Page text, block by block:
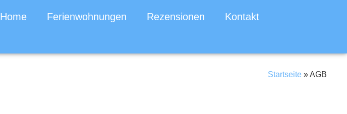
Home Ferienwohnungen Rezensionen Kontakt
Startseite »AGB